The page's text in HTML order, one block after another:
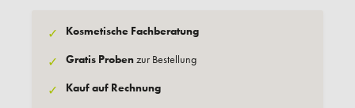
✓ Kosmetische Fachberatung
✓ Gratis Probenzur Bestellung
✓ Kauf auf Rechnung